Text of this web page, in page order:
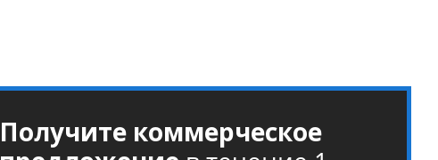
Получите коммерческое